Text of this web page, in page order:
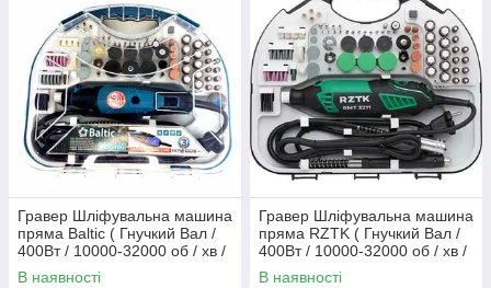
Гравер Шліфувальна машина
пряма Baltic ( Гнучкий Вал /
400Вт / 10000-32000 об / хв /
218 шт )
В наявності
Гравер Шліфувальна машина
пряма RZTK ( Гнучкий Вал /
400Вт / 10000-32000 об / хв /
210 шт )
В наявності